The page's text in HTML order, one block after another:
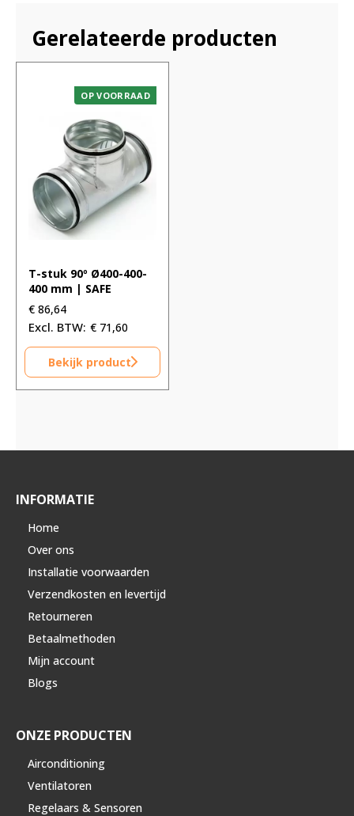
Gerelateerde producten
OP VOORRAAD
T-stuk 90º Ø400-400-
400 mm | SAFE
€ 86,64
€ 71,60
Bekijk product
INFORMATIE
Home
Over ons
Installatie voorwaarden
Verzendkosten en levertijd
Retourneren
Betaalmethoden
Mijn account
Blogs
ONZE PRODUCTEN
Airconditioning
Ventilatoren
Regelaars & Sensoren